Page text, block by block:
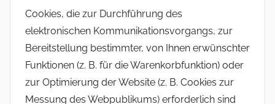
Cookies, die zur Durchführung des
elektronischen Kommunikationsvorgangs, zur
Bereitstellung bestimmter, von Ihnen erwünschter
Funktionen (z. B. für die Warenkorbfunktion) oder
zur Optimierung der Website (z. B. Cookies zur
Messung des Webpublikums) erforderlich sind